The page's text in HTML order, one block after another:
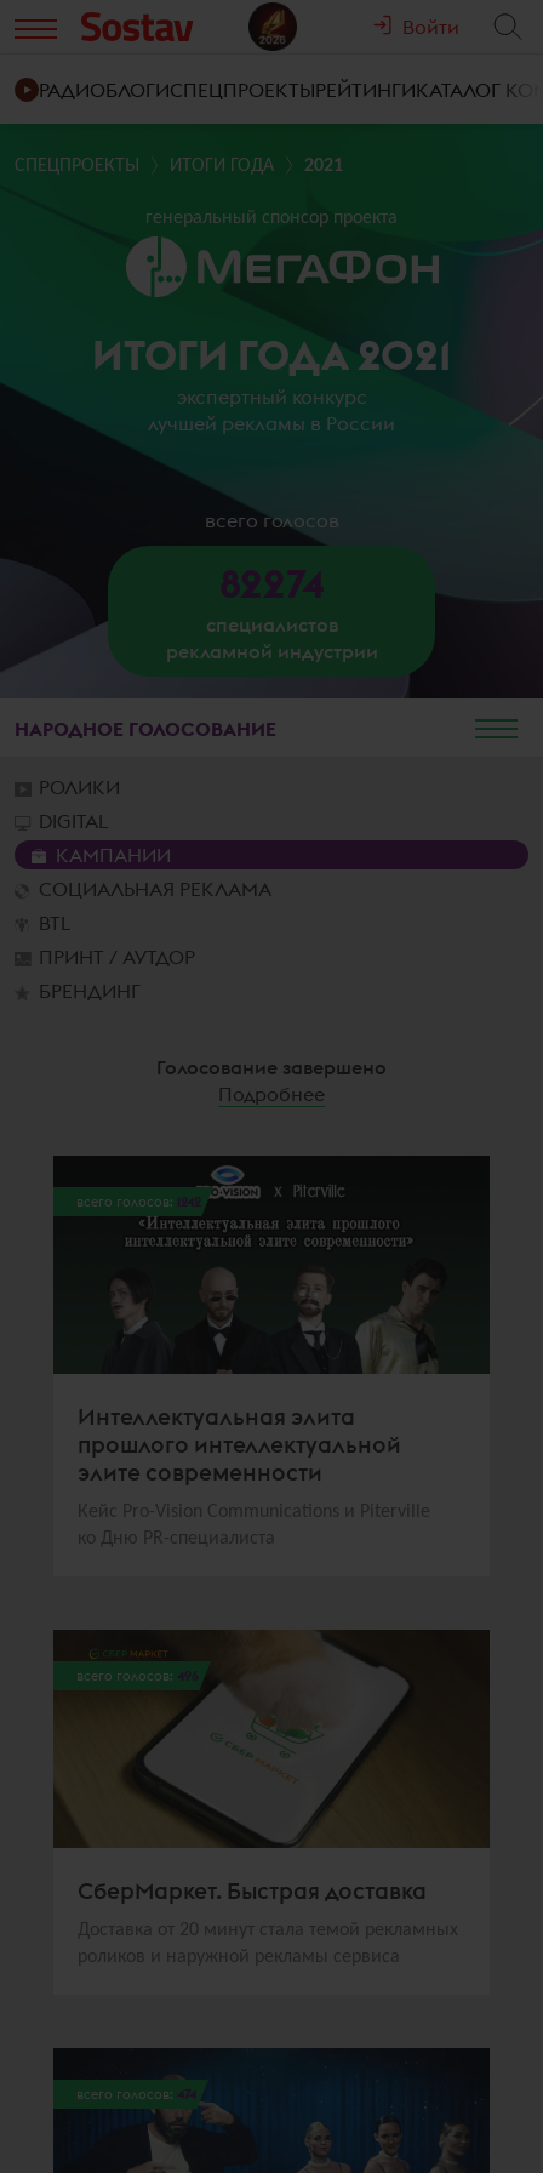
Войти
РАДИОБЛОГИСПЕЦПРОЕКТЫРЕЙТИНГИКАТАЛОГ
СПЕЦПРОЕКТЫ ИТОГИ ГОДА 2021
генеральный спонсор проекта
ИТОГИ ГОДА 2021
экспертный конкурс
лучшей рекламы в России
всего голосов
82274
специалистов
рекламной индустрии
НАРОДНОЕ ГОЛОСОВАНИЕ
РОЛИКИ
DIGITAL
КАМПАНИИ
СОЦИАЛЬНАЯ РЕКЛАМА
BTL
ПРИНТ / АУТДОР
БРЕНДИНГ
Голосование завершено
Подробнее
всего голосов: 1242
Интеллектуальная элита
прошлого интеллектуальной
элите современности
Кейс Pro-Vision Communications и Piterville
ко Дню PR-специалиста
всего голосов: 496
СберМаркет. Быстрая доставка
Доставка от 20 минут стала темой рекламных
роликов и наружной рекламы сервиса
всего голосов: 474